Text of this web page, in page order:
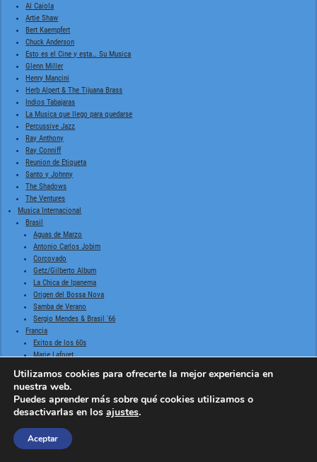
Al Caiola
Artie Shaw
Bert Kaempfert
Chuck Anderson
Esto es el Cine y esta… Su Musica
Glenn Miller
Henry Mancini
Herb Alpert & The Tijuana Brass
Indios Tabajaras
La Musica que llego para quedarse
Percussive Jazz
Ray Anthony
Ray Conniff
Reunion de Etiqueta
Santo y Johnny
The Shadows
The Ventures
Musica Internacional
Brasil
Aguas de Marzo
Antonio Carlos Jobim
Corcovado
Getz/Gilberto Album
La Chica de Ipanema
Origen del Bossa Nova
Samba de Verano
Sergio Mendes & Brasil '66
Francia
Exitos de los 60s
Marie Laforet
Emilio Pericoli
Exitos de los 60s
Exitos de los 70s
Festival de San Remo 1958
Festival de San Remo 1959
Nostalgia, Guitarras y Boleros
Bola de Nieve
Utilizamos cookies para ofrecerte la mejor experiencia en
nuestra web.
Puedes aprender más sobre qué cookies utilizamos o
desactivarlas en los ajustes.
Aceptar